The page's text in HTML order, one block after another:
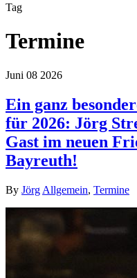
Tag
Termine
Juni 08 2026
Ein ganz
für 2026: Jörg
Gast im neuen
Bayreuth!
By Jörg Allgemein, Termine